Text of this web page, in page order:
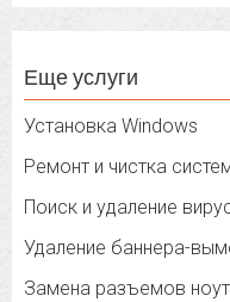
Еще услуги
Установка Windows
Ремонт и чистка
Поиск и удаление
Удаление баннера-
Замена разъемов